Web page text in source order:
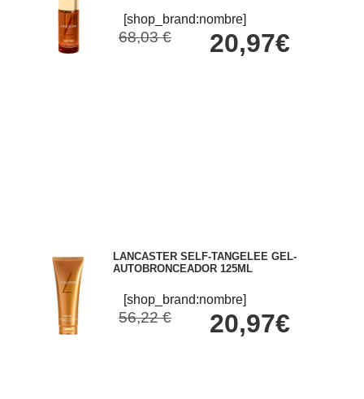
[shop_brand:nombre]
68,03 € 20,97€
LANCASTER SELF-TANGELEE GEL-
AUTOBRONCEADOR 125ML
[shop_brand:nombre]
56,22 € 20,97€